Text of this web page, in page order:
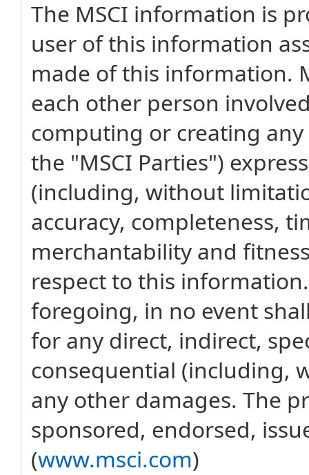
The MSCI information is
user of this information
made of this information.
each other person
computing or creating
the "MSCI Parties")
(including, without
accuracy, completeness,
merchantability and
respect to this
foregoing, in no event
for any direct, indirect,
consequential (including,
any other damages. The
sponsored, endorsed,
(www.msci.com)